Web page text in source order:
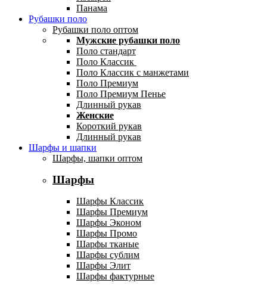
Панама
Рубашки поло
Рубашки поло оптом
Мужские рубашки поло
Поло стандарт
Поло Классик
Поло Классик с манжетами
Поло Премиум
Поло Премиум Пенье
Длинный рукав
Женские
Короткий рукав
Длинный рукав
Шарфы и шапки
Шарфы, шапки оптом
Шарфы
Шарфы Классик
Шарфы Премиум
Шарфы Эконом
Шарфы Промо
Шарфы тканые
Шарфы сублим
Шарфы Элит
Шарфы фактурные